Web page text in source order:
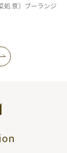
処 亰〕ブーランジ